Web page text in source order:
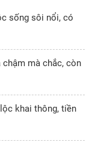
sống sôi nổi, có
mà chắc, còn
khai thông, tiền